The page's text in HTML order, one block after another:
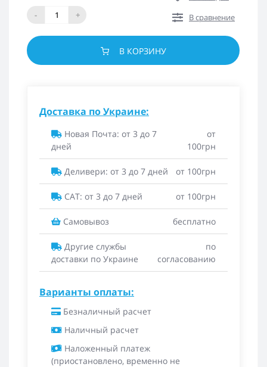
-
+
В сравнение
В КОРЗИНУ
Доставка по Украине:
Новая Почта: от 3 до 7
дней
от
100грн
Деливери: от 3 до 7 дней от 100грн
САТ: от 3 до 7 дней от 100грн
Самовывоз бесплатно
Другие службы
доставки по Украине
по
согласованию
Варианты оплаты:
Безналичный расчет
Наличный расчет
Наложенный платеж
(приостановлено, временно не